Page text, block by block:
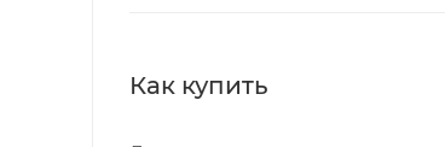
Как купить